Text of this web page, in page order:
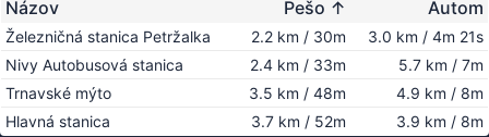
Názov Pešo ↑ Autom
Železničná stanica Petržalka 2.2 km / 30m
3.0 km / 4m 21s
Nivy Autobusová stanica
2.4 km / 33m
5.7 km / 7m
Trnavské mýto
3.5 km / 48m
4.9 km / 8m
Hlavná stanica
3.7 km / 52m 3.9 km / 8m